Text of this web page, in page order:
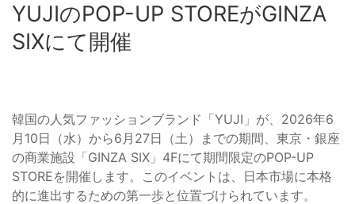
YUJIのPOP-UP STOREがGINZA
SIXにて開催
韓国の人気ファッションブランド「YUJI」が、2026年6
月10日（水）から6月27日（土）までの期間、東京・銀座
の商業施設「GINZA SIX」4Fにて期間限定のPOP-UP
STOREを開催します。このイベントは、日本市場に本格
的に進出するための第一歩と位置づけられています。